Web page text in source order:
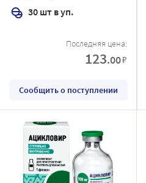
30 шт в уп.
Последняя цена:
123.00₽
Сообщить о поступлении